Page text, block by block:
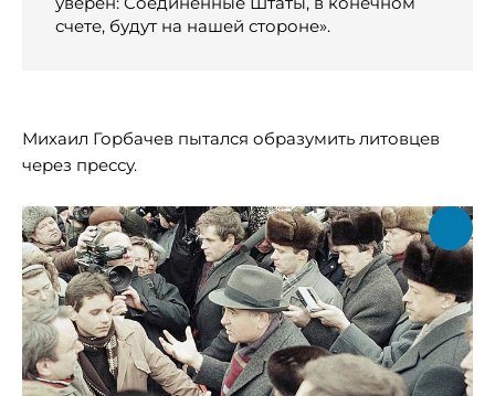
счете, будут на нашей стороне».
Михаил Горбачев пытался образумить литовцев
через прессу.